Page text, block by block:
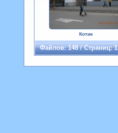
Котик
Файлов: 148 / Страниц: 1